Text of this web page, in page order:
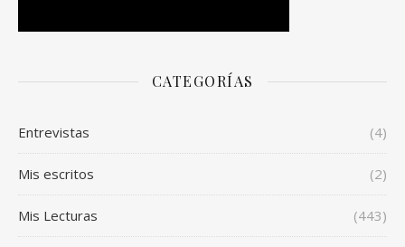
CATEGORÍAS
Entrevistas (4)
Mis escritos (2)
Mis Lecturas (443)